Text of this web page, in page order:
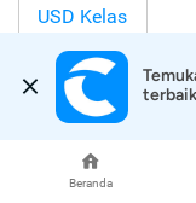
Beranda
USD Kelas
Eastspring
Greater
China